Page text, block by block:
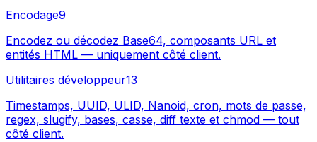
Encodage9
Encodez ou décodez Base64, composants URL et
entités HTML — uniquement côté client.
Utilitaires développeur13
Timestamps, UUID, ULID, Nanoid, cron, mots de passe,
regex, slugify, bases, casse, diff texte et chmod — tout
côté client.